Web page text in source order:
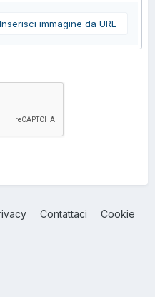
Inserisci immagine da URL
Contattaci Cookie